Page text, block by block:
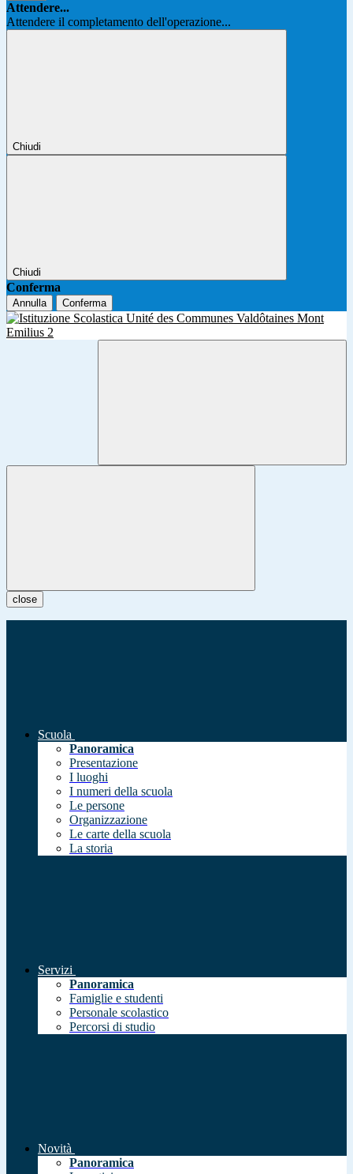
Attendere...
Attendere il completamento dell'operazione...
Chiudi
Chiudi
Conferma
Annulla Conferma
close
Scuola
Panoramica
Presentazione
I luoghi
I numeri della scuola
Le persone
Organizzazione
Le carte della scuola
La storia
Servizi
Panoramica
Famiglie e studenti
Personale scolastico
Percorsi di studio
Novità
Panoramica